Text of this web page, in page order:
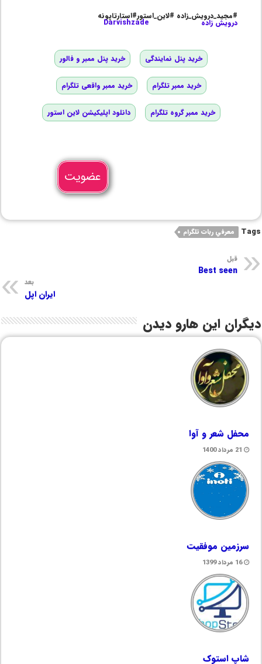
#مجید_درویش_زاده #لاین_استور#استارتاپونه
درویش زاده Darvishzade
خرید پنل نمایندگی خرید پنل ممبر و فالور
خرید ممبر تلگرام خرید ممبر واقعی تلگرام
خرید ممبر گروه تلگرام دانلود اپلیکیشن لاین استور
عضویت
Tags معرفي ربات تلگرام
قبل
Best seen
بعد
ایران اپل
دیگران این هارو دیدن
محفل شعر و آوا
21 مرداد 1400
سرزمین موفقیت
16 مرداد 1399
شاپ استوک